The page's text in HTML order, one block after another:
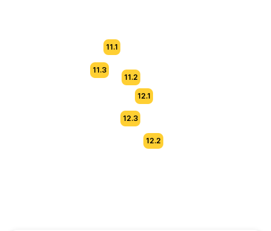
11.3
11.1
11.2
12.1
12.2
12.3